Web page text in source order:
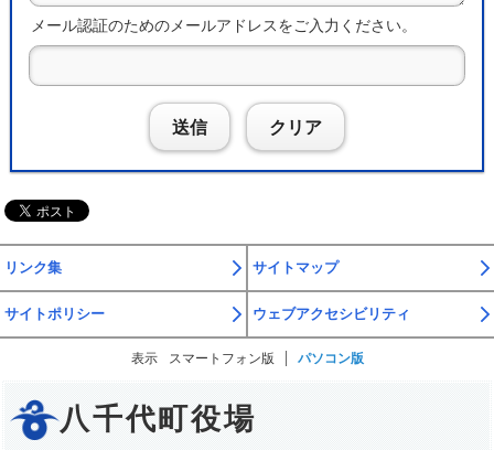
メール認証のためのメールアドレスをご入力ください。
送信 クリア
リンク集 サイトマップ
サイトポリシー ウェブアクセシビリティ
表示 スマートフォン版 パソコン版
八千代町役場